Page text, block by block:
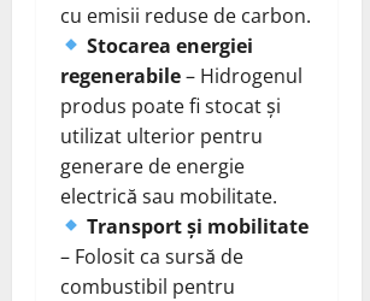
cu emisii reduse de carbon.
Stocarea energiei
regenerabile– Hidrogenul
produs poate fi stocat și
utilizat ulterior pentru
generare de energie
electrică sau mobilitate.
Transport și mobilitate
– Folosit ca sursă de
combustibil pentru